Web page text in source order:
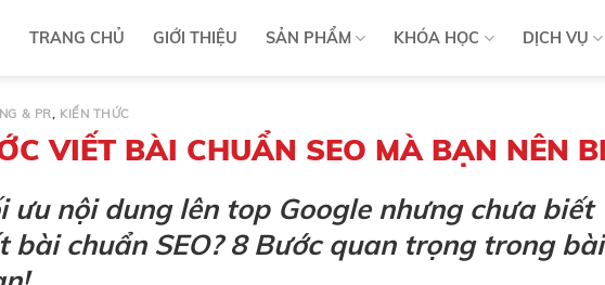
TRANG CHỦ GIỚI THIỆU SẢN PHẨM KHÓA HỌC DỊCH VỤ
& PR, KIẾN THỨC
VIẾT BÀI CHUẨN SEO MÀ BẠN NÊN
ưu nội dung lên top Google nhưng chưa biết
bài chuẩn SEO? 8 Bước quan trọng trong bài